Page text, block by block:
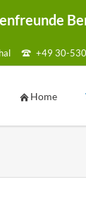
+49 30-
Home